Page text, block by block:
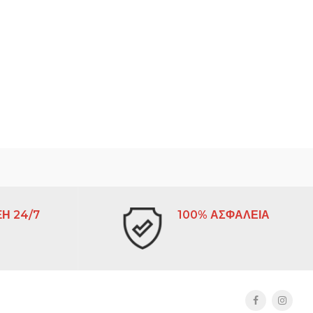
24/7 100% ΑΣΦΑΛΕΙΑ